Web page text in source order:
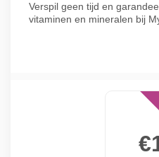
Verspil geen tijd en
vitaminen en mineralen bij